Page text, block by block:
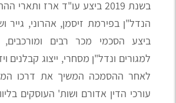
בשנת 2019 ביצע עו"ד ארז
הנדל"ן בפירמת זיסמן, אהרוני, גייר
ביצע הסכמי מכר רבים ומורכבים,
למגורים ונדל"ן מסחרי, ייצוג קבלנים
לאחר ההסמכה המשיך את דרכו
עורכי הדין אדורם ושות' העוסקים